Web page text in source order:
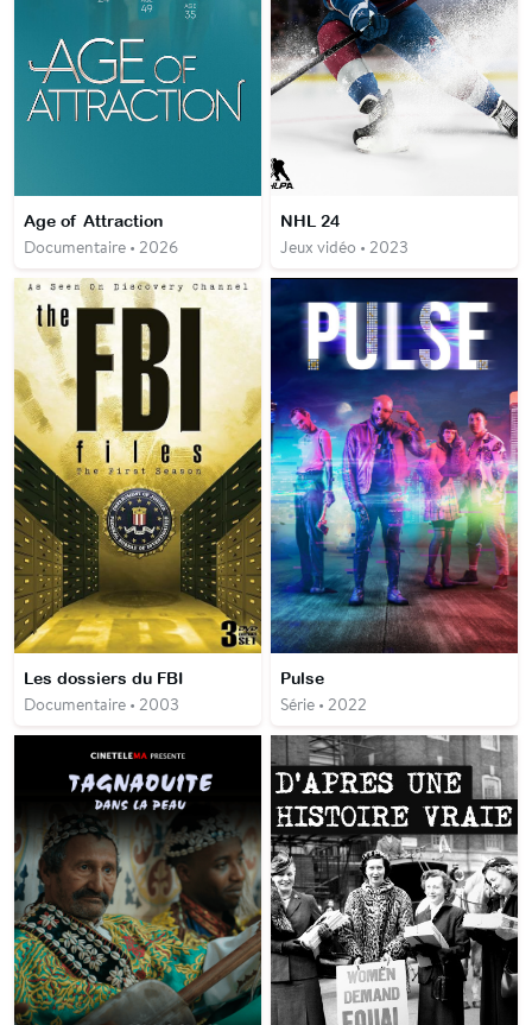
Age of Attraction
Documentaire • 2026
NHL 24
Jeux vidéo • 2023
Les dossiers du FBI
Documentaire • 2003
Pulse
Série • 2022